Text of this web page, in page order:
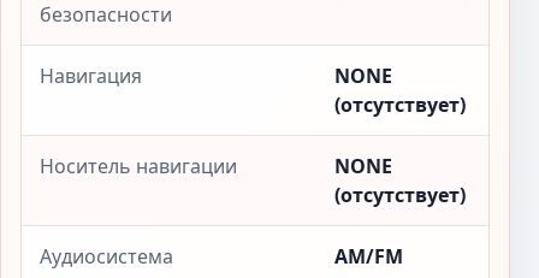
безопасности
Навигация
NONE
(отсутствует)
Носитель навигации
NONE
(отсутствует)
Аудиосистема
AM/FM